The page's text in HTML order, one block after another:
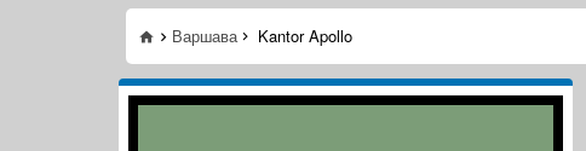
Варшава Kantor Apollo